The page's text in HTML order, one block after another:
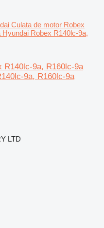
Culata de motor Robex
Robex R140lc-9a,
R140lc-9a, R160lc-9a
9a, R160lc-9a
LTD